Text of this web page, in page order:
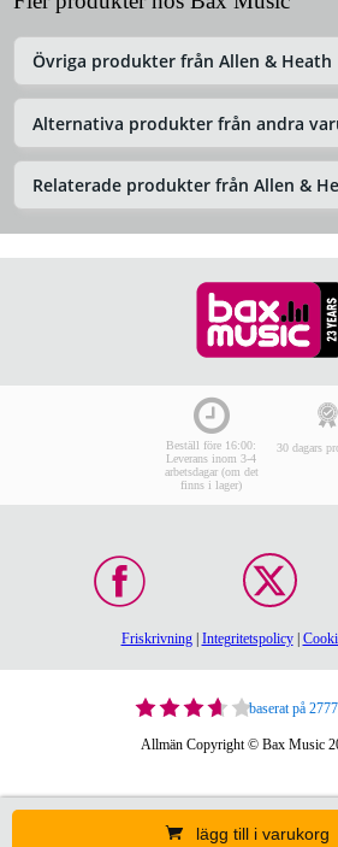
Övriga produkter från Allen & Heath
Alternativa produkter från andra
Relaterade produkter från Allen &
lägg till i varukorg
Beställ före 16:00:
Leverans inom 3-4
arbetsdagar (om det
finns i lager)
30 dagars
Friskrivning| Integritetspolicy|
baserat på
Allmän Copyright © Bax Music